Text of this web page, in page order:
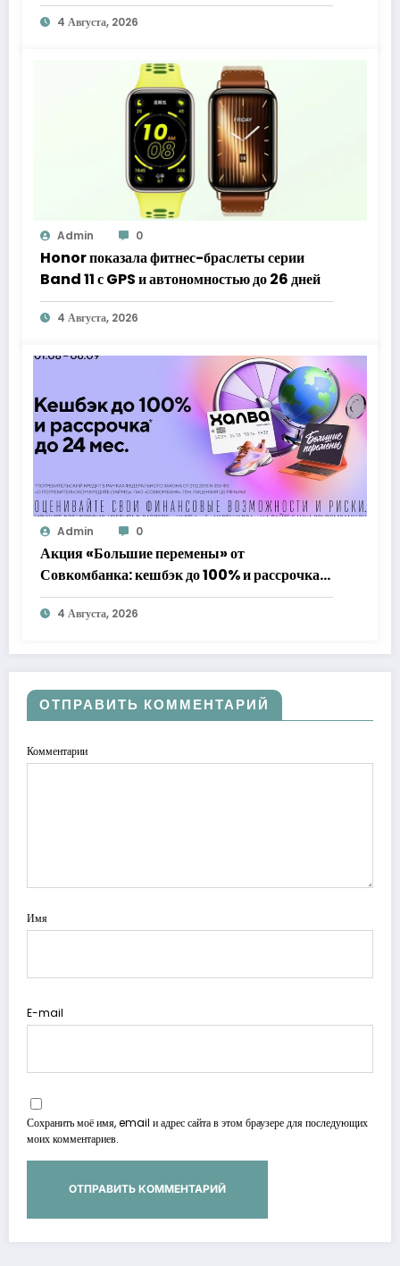
4 Августа, 2026
Admin 0
Honor показала фитнес-браслеты серии
Band 11 с GPS и автономностью до 26 дней
4 Августа, 2026
Admin 0
Акция «Большие перемены» от
Совкомбанка: кешбэк до 100% и рассрочка
до 24 месяцев с «Халвой»
4 Августа, 2026
ОТПРАВИТЬ КОММЕНТАРИЙ
Комментарии
Имя
E-mail
Сохранить моё имя, email и адрес сайта в этом браузере для последующих
моих комментариев.